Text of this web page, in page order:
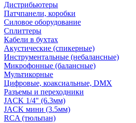
Дистрибьютеры
Патчпанели, коробки
Силовое оборудование
Сплиттеры
Кабели в бухтах
Акустические (спикерные)
Инструментальные (небалансные)
Микрофонные (балансные)
Мультикорные
Цифровые, коаксиальные, DMX
Разъемы и переходники
JACK 1/4" (6.3мм)
JACK мини (3.5мм)
RCA (тюльпан)